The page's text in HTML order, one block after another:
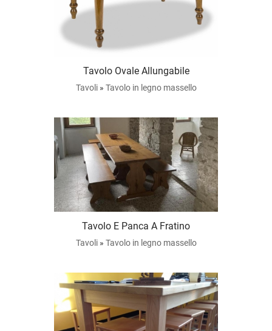
Tavolo Ovale Allungabile
Tavoli» Tavolo in legno massello
Tavolo E Panca A Fratino
Tavoli» Tavolo in legno massello